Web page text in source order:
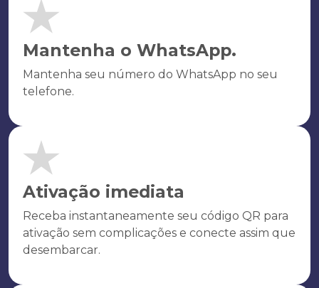
Mantenha o WhatsApp.
Mantenha seu número do WhatsApp no seu
telefone.
Ativação imediata
Receba instantaneamente seu código QR para
ativação sem complicações e conecte assim que
desembarcar.